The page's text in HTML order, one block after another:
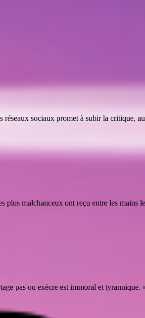
sociaux promet à subir la critique,
plus malchanceux ont reçu entre les
pas ou exècre est immoral et